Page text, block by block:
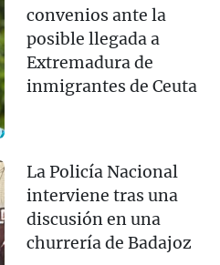
convenios ante la
posible llegada a
Extremadura de
inmigrantes de Ceuta
La Policía Nacional
interviene tras una
discusión en una
churrería de Badajoz